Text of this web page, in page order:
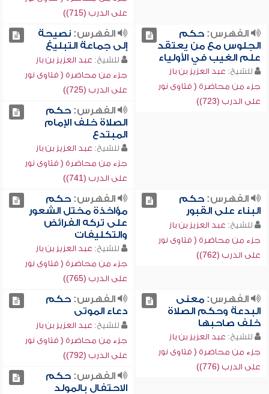
على الدرب (715))
الفهرس:حكم
الجلوس مع من يعتقد
علم الغيب في الأولياء
للشيخ: عبد العزيز بن باز
جزء من محاضرة ( فتاوى نور
على الدرب (723))
الفهرس:نصيحة
إلى جماعة التبليغ
للشيخ: عبد العزيز بن باز
جزء من محاضرة ( فتاوى نور
على الدرب (725))
الفهرس:حكم
الصلاة خلف الإمام
المبتدع
للشيخ: عبد العزيز بن باز
جزء من محاضرة ( فتاوى نور
على الدرب (741))
الفهرس:حكم
البناء على القبور
للشيخ: عبد العزيز بن باز
جزء من محاضرة ( فتاوى نور
على الدرب (762))
الفهرس:حكم
مؤاخذة مختل الشعور
على تركه الفرائض
والتكليفات
للشيخ: عبد العزيز بن باز
جزء من محاضرة ( فتاوى نور
على الدرب (765))
الفهرس:معنى
البدعة وحكم الصلاة
خلف صاحبها
للشيخ: عبد العزيز بن باز
جزء من محاضرة ( فتاوى نور
على الدرب (776))
الفهرس:حكم
دعاء الموتى
للشيخ: عبد العزيز بن باز
جزء من محاضرة ( فتاوى نور
على الدرب (792))
الفهرس:حكم
الاحتفال بالمولد